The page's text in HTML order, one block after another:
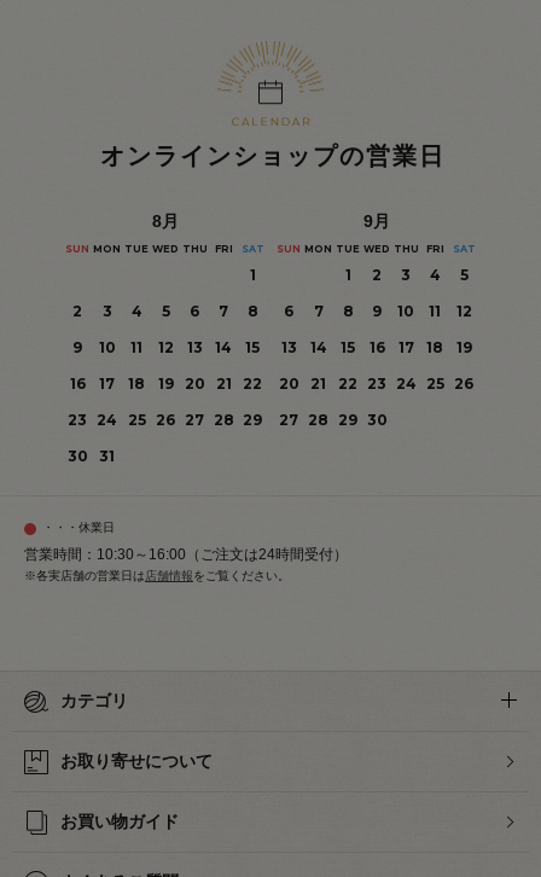
オンラインショップの営業日
8月
SUN MON TUE WED THU FRI SAT
1
2
3 4 5 6 7
8
9
10 11 12 13 14
15
16
17 18 19 20 21
22
23
24 25 26 27 28 29
30
31
9月
SUN MON TUE WED THU FRI SAT
1 2 3 4
5
6
7 8 9 10 11
12
13
14 15 16 17 18
19
20
21 22 23 24 25
26
27 28 29 30
・・・休業日
営業時間：10:30～16:00（ご注文は24時間受付）
※各実店舗の営業日は店舗情報をご覧ください。
カテゴリ
お取り寄せについて
お買い物ガイド